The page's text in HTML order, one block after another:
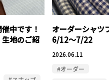
中です！
地のご紹
オーダーシャ
6/12～7/22
2026.06.11
#オーダー